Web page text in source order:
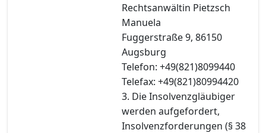
Rechtsanwältin Pietzsch
Manuela
Fuggerstraße 9, 86150
Augsburg
Telefon: +49(821)8099440
Telefax: +49(821)80994420
3. Die Insolvenzgläubiger
werden aufgefordert,
Insolvenzforderungen (§ 38